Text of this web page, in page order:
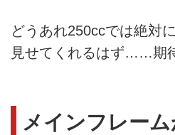
どうあれ250ccでは絶対
見せてくれるはず……期
メインフレー